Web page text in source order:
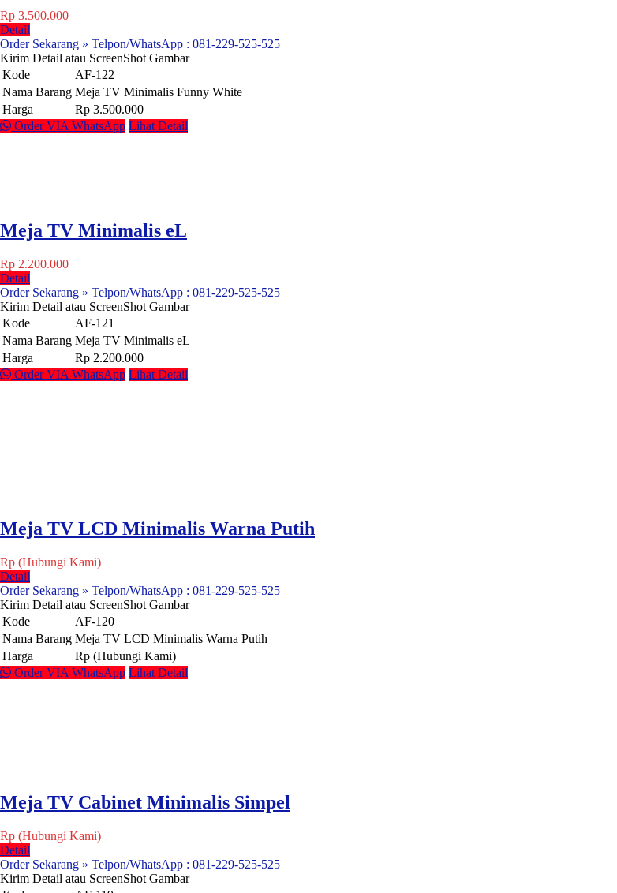
Rp 3.500.000
Detail
Order Sekarang » Telpon/WhatsApp : 081-229-525-525
Kirim Detail atau ScreenShot Gambar
Kode
AF-122
Nama Barang Meja TV Minimalis Funny White
Harga
Rp 3.500.000
Order VIA WhatsApp Lihat Detail
Meja TV Minimalis eL
Rp 2.200.000
Detail
Order Sekarang » Telpon/WhatsApp : 081-229-525-525
Kirim Detail atau ScreenShot Gambar
Kode
AF-121
Nama Barang Meja TV Minimalis eL
Harga
Rp 2.200.000
Order VIA WhatsApp Lihat Detail
Meja TV LCD Minimalis Warna Putih
Rp (Hubungi Kami)
Detail
Order Sekarang » Telpon/WhatsApp : 081-229-525-525
Kirim Detail atau ScreenShot Gambar
Kode
AF-120
Nama Barang Meja TV LCD Minimalis Warna Putih
Harga
Rp (Hubungi Kami)
Order VIA WhatsApp Lihat Detail
Meja TV Cabinet Minimalis Simpel
Rp (Hubungi Kami)
Detail
Order Sekarang » Telpon/WhatsApp : 081-229-525-525
Kirim Detail atau ScreenShot Gambar